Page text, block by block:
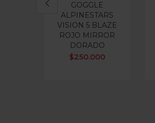
GOGGLE
ALPINESTARS
VISION 5 BLAZE
ROJO MIRROR
DORADO
$250.000